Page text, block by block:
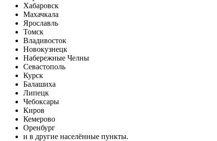
Хабаровск
Махачкала
Ярославль
Томск
Владивосток
Новокузнецк
Набережные Челны
Севастополь
Курск
Балашиха
Липецк
Чебоксары
Киров
Кемерово
Оренбург
и в другие населённые пункты.